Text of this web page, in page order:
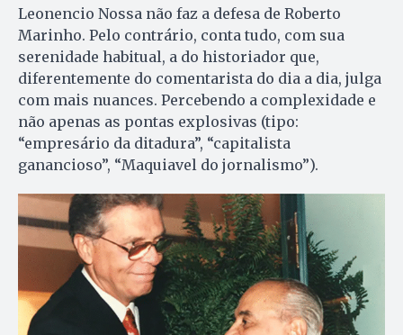
Leonencio Nossa não faz a defesa de Roberto
Marinho. Pelo contrário, conta tudo, com sua
serenidade habitual, a do historiador que,
diferentemente do comentarista do dia a dia, julga
com mais nuances. Percebendo a complexidade e
não apenas as pontas explosivas (tipo:
“empresário da ditadura”, “capitalista
ganancioso”, “Maquiavel do jornalismo”).